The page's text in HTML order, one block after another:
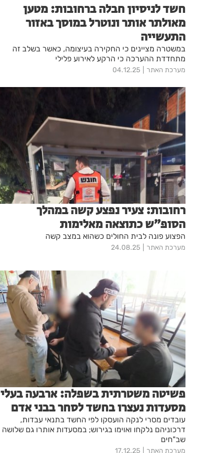
חשד לניסיון חבלה ברחובות: מטען
מאולתר אותר ונוטרל במוסך באזור
התעשייה
במשטרה מציינים כי החקירה בעיצומה, כאשר בשלב זה
מתחדדת ההערכה כי הרקע לאירוע פלילי
מערכת האתר 04.12.25
רחובות: צעיר נפצע קשה במהלך
הסופ״ש כתוצאה מאלימות
הפצוע פונה לבית החולים כשהוא במצב קשה
מערכת האתר 24.08.25
פשיטה משטרתית בשפלה: ארבעה בעלי
מסעדות נעצרו בחשד לסחר בבני אדם
עובדים מסרי לנקה הועסקו לפי החשד בתנאי עבדות,
דרכוניהם נלקחו ואוימו בגירוש; במסעדות אותרו גם שלושה
שב"חים
מערכת האתר 17.12.25